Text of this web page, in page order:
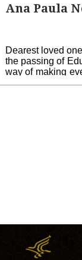
Ana Paula
Dearest loved
the passing of
way of making
her last year and
Sandra